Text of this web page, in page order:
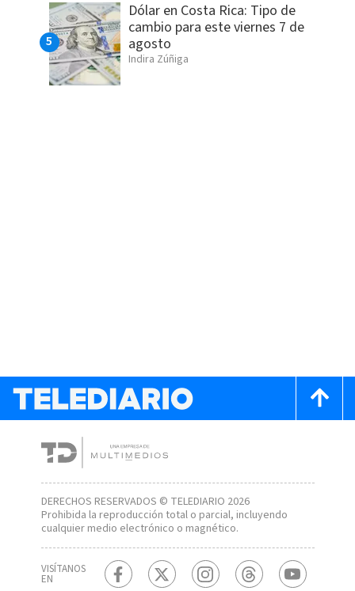
Dólar en Costa Rica: Tipo de
cambio para este viernes 7 de
agosto
Indira Zúñiga
DERECHOS RESERVADOS © TELEDIARIO 2026
Prohibida la reproducción total o parcial, incluyendo
cualquier medio electrónico o magnético.
VISÍTANOS
EN